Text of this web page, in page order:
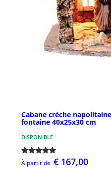
Cabane crèche
fontaine 40x25x30 cm
DISPONIBLE
À partir de € 167,00